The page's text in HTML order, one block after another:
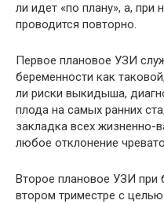
ли идет «по плану», а, при
проводится повторно.
Первое плановое УЗИ
беременности как
ли риски выкидыша,
плода на самых ранних
закладка всех жизненно-
любое отклонение
Второе плановое УЗИ при
втором триместре с